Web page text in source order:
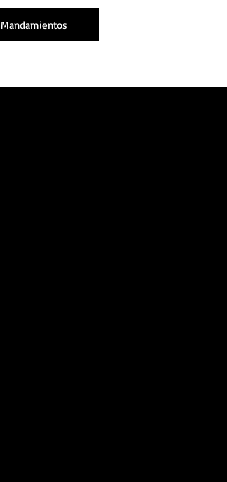
Mandamientos